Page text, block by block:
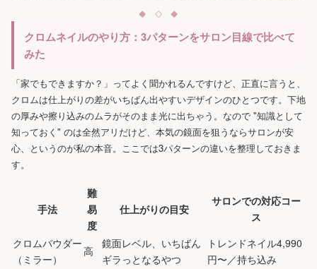
クロムネイルのやり方：3パターンをサロン目線で比べて
みた
「家でもできますか？」ってよく聞かれるんですけど、正直に言うと、
クロムは仕上がりの差がいちばん出やすいデザインのひとつです。下地
の厚みや擦り込みのムラがそのまま光に出ちゃう。なので "知識として
知っておく" のは全然アリだけど、本気の鏡面を狙うならサロンが安
心、というのが私の本音。ここでは3パターンの違いを整理しておきま
す。
手法
難
易
度
仕上がりの目安
サロンでの対応コー
ス
クロムパウダー
（ミラー）
高
鏡面レベル、いちばん
ギラっとなるやつ
トレンドネイル4,990
円〜／持ち込み